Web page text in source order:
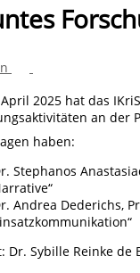
2025 hat das
an der
haben:
Stephanos
Andrea Dederichs,
Dr. Sybille Reinke de